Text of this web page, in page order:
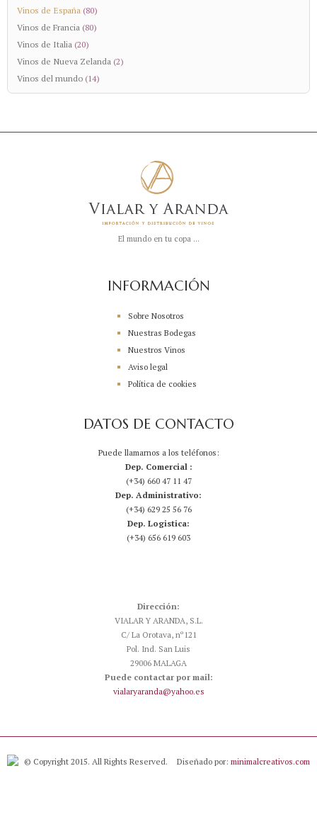
Vinos de España (80)
Vinos de Francia (80)
Vinos de Italia (20)
Vinos de Nueva Zelanda (2)
Vinos del mundo (14)
El mundo en tu copa ...
INFORMACIÓN
Sobre Nosotros
Nuestras Bodegas
Nuestros Vinos
Aviso legal
Política de cookies
DATOS DE CONTACTO
Puede llamarnos a los teléfonos:
Dep. Comercial :
(+34) 660 47 11 47
Dep. Administrativo:
(+34) 629 25 56 76
Dep. Logistica:
(+34) 656 619 603
Dirección:
VIALAR Y ARANDA, S.L.
C/ La Orotava, nº121
Pol. Ind. San Luis
29006 MALAGA
Puede contactar por mail:
vialaryaranda@yahoo.es
© Copyright 2015. All Rights Reserved. Diseñado por: minimalcreativos.com